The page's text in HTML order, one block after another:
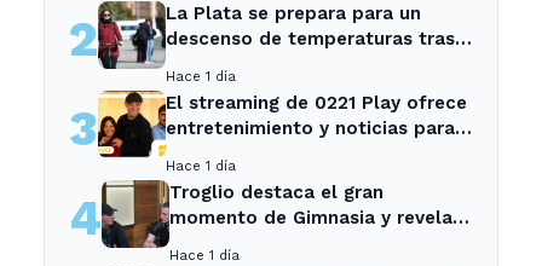
2
La Plata se prepara para un
descenso de temperaturas tras
Hace 1 día
3
El streaming de 0221 Play ofrece
entretenimiento y noticias para
Ensenada.
Hace 1 día
4
Troglio destaca el gran
momento de Gimnasia y revela
Hace 1 día